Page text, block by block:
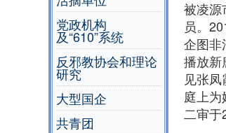
党政机构
及“610”系统
反邪教协会和理论
研究
大型国企
共青团
被凌源
员。
企图非
播放新
见张
庭上
二审